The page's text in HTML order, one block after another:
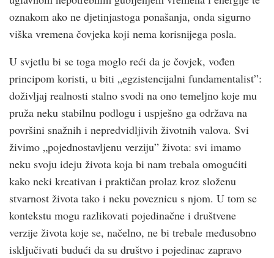
oznakom ako ne djetinjastoga ponašanja, onda sigurno
viška vremena čovjeka koji nema korisnijega posla.
U svjetlu bi se toga moglo reći da je čovjek, vođen
principom koristi, u biti „egzistencijalni fundamentalist”:
doživljaj realnosti stalno svodi na ono temeljno koje mu
pruža neku stabilnu podlogu i uspješno ga održava na
površini snažnih i nepredvidljivih životnih valova. Svi
živimo „pojednostavljenu verziju” života: svi imamo
neku svoju ideju života koja bi nam trebala omogućiti
kako neki kreativan i praktičan prolaz kroz složenu
stvarnost života tako i neku poveznicu s njom. U tom se
kontekstu mogu razlikovati pojedinačne i društvene
verzije života koje se, načelno, ne bi trebale međusobno
isključivati budući da su društvo i pojedinac zapravo